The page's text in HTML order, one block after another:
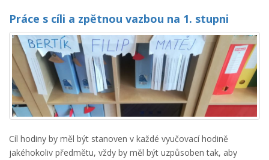
Práce s cíli a zpětnou vazbou na 1. stupni
Cíl hodiny by měl být stanoven v každé vyučovací hodině
jakéhokoliv předmětu, vždy by měl být uzpůsoben tak, aby